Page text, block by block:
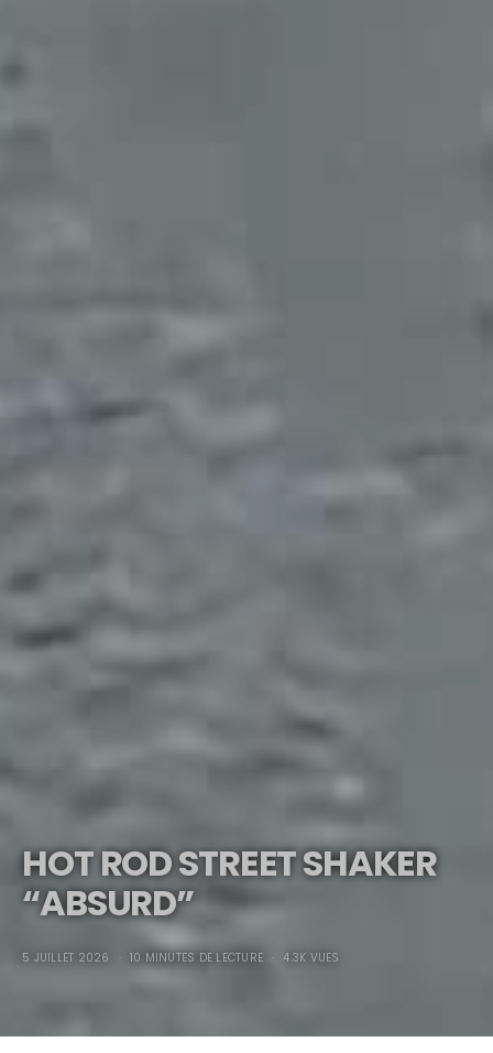
HOT ROD STREET SHAKER
“ABSURD”
5 JUILLET 2026 10 MINUTES DE LECTURE 4.3K VUES